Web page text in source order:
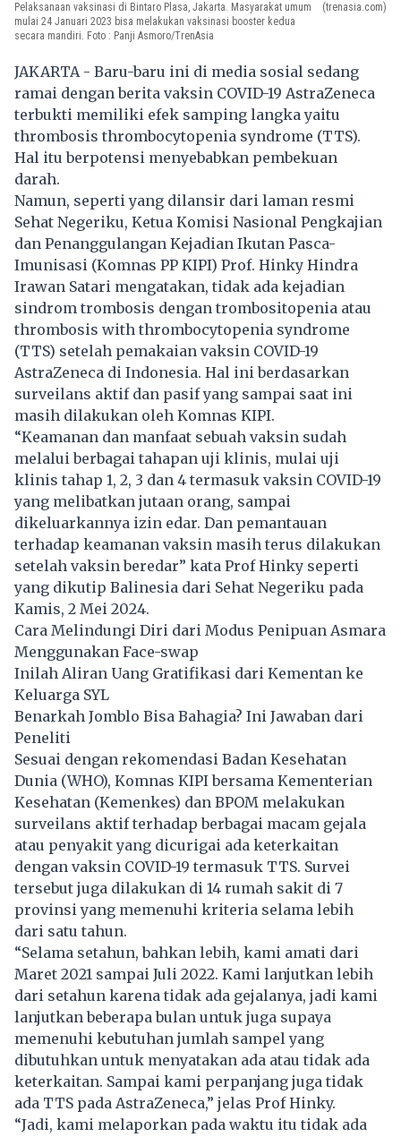
Pelaksanaan vaksinasi di Bintaro Plasa, Jakarta. Masyarakat umum
mulai 24 Januari 2023 bisa melakukan vaksinasi booster kedua
secara mandiri. Foto : Panji Asmoro/TrenAsia
(trenasia.com)
JAKARTA - Baru-baru ini di media sosial sedang
ramai dengan berita vaksin COVID-19 AstraZeneca
terbukti memiliki efek samping langka yaitu
thrombosis thrombocytopenia syndrome (TTS).
Hal itu berpotensi menyebabkan pembekuan
darah.
Namun, seperti yang dilansir dari laman resmi
Sehat Negeriku, Ketua Komisi Nasional Pengkajian
dan Penanggulangan Kejadian Ikutan Pasca-
Imunisasi (Komnas PP KIPI) Prof. Hinky Hindra
Irawan Satari mengatakan, tidak ada kejadian
sindrom trombosis dengan trombositopenia atau
thrombosis with thrombocytopenia syndrome
(TTS) setelah pemakaian vaksin COVID-19
AstraZeneca di Indonesia. Hal ini berdasarkan
surveilans aktif dan pasif yang sampai saat ini
masih dilakukan oleh Komnas KIPI.
“Keamanan dan manfaat sebuah vaksin sudah
melalui berbagai tahapan uji klinis, mulai uji
klinis tahap 1, 2, 3 dan 4 termasuk vaksin COVID-19
yang melibatkan jutaan orang, sampai
dikeluarkannya izin edar. Dan pemantauan
terhadap keamanan vaksin masih terus dilakukan
setelah vaksin beredar” kata Prof Hinky seperti
yang dikutip Balinesia dari Sehat Negeriku pada
Kamis, 2 Mei 2024.
Cara Melindungi Diri dari Modus Penipuan Asmara
Menggunakan Face-swap
Inilah Aliran Uang Gratifikasi dari Kementan ke
Keluarga SYL
Benarkah Jomblo Bisa Bahagia? Ini Jawaban dari
Peneliti
Sesuai dengan rekomendasi Badan Kesehatan
Dunia (WHO), Komnas KIPI bersama Kementerian
Kesehatan (Kemenkes) dan BPOM melakukan
surveilans aktif terhadap berbagai macam gejala
atau penyakit yang dicurigai ada keterkaitan
dengan vaksin COVID-19 termasuk TTS. Survei
tersebut juga dilakukan di 14 rumah sakit di 7
provinsi yang memenuhi kriteria selama lebih
dari satu tahun.
“Selama setahun, bahkan lebih, kami amati dari
Maret 2021 sampai Juli 2022. Kami lanjutkan lebih
dari setahun karena tidak ada gejalanya, jadi kami
lanjutkan beberapa bulan untuk juga supaya
memenuhi kebutuhan jumlah sampel yang
dibutuhkan untuk menyatakan ada atau tidak ada
keterkaitan. Sampai kami perpanjang juga tidak
ada TTS pada AstraZeneca,” jelas Prof Hinky.
“Jadi, kami melaporkan pada waktu itu tidak ada